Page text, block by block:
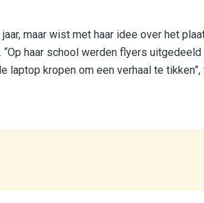
maar wist met haar idee over het
haar school werden flyers uitgedeeld
laptop kropen om een verhaal te